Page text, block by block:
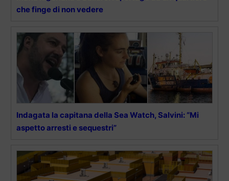
che finge di non vedere
Indagata la capitana della Sea Watch, Salvini: “Mi
aspetto arresti e sequestri”